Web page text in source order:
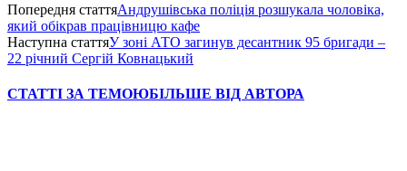
Попередня статтяАндрушівська поліція розшукала чоловіка,
який обікрав працівницю кафе
Наступна статтяУ зоні АТО загинув десантник 95 бригади –
22 річний Сергій Ковнацький
СТАТТІ ЗА ТЕМОЮБІЛЬШЕ ВІД АВТОРА